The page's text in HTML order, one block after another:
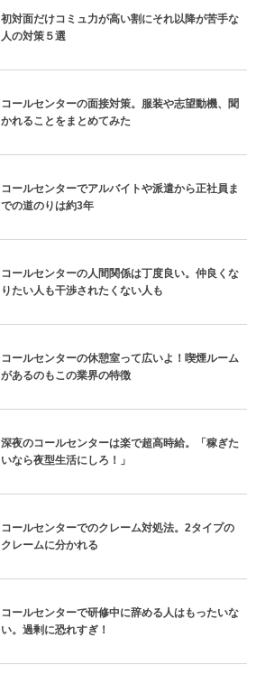
初対面だけコミュ力が高い割にそれ以降が苦手な
人の対策５選
コールセンターの面接対策。服装や志望動機、聞
かれることをまとめてみた
コールセンターでアルバイトや派遣から正社員ま
での道のりは約3年
コールセンターの人間関係は丁度良い。仲良くな
りたい人も干渉されたくない人も
コールセンターの休憩室って広いよ！喫煙ルーム
があるのもこの業界の特徴
深夜のコールセンターは楽で超高時給。「稼ぎた
いなら夜型生活にしろ！」
コールセンターでのクレーム対処法。2タイプの
クレームに分かれる
コールセンターで研修中に辞める人はもったいな
い。過剰に恐れすぎ！